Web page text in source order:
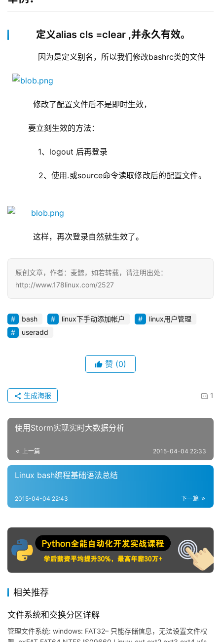
定义alias cls =clear ,并永久有效。
因为是定义别名，所以我们修改bashrc类的文件
修改了配置文件后不是即时生效，
要立刻生效的方法：
1、logout 后再登录
2、使用.或source命令读取修改后的配置文件。
这样，再次登录自然就生效了。
原创文章，作者：麦鲸，如若转载，请注明出处：
http://www.178linux.com/2527
bash linux下手动添加帐户
linux用户管理
useradd
赞 (0)
1
生成海报
使用Storm实现实时大数据分析
上一篇 2015-04-04 22:33
Linux bash编程基础语法总结
下一篇
2015-04-04 22:43
相关推荐
文件系统和交换分区详解
管理文件系统: windows: FAT32– 只能存储信息，无法设置文件权